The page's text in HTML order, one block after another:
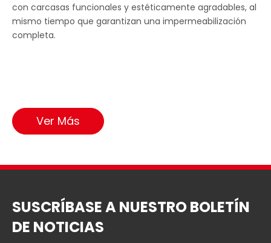
con carcasas funcionales y estéticamente agradables, al
mismo tiempo que garantizan una impermeabilización
completa.
Ver Más
SUSCRÍBASE A NUESTRO BOLETÍN
DE NOTICIAS